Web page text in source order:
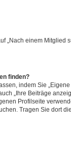
„Nach einem Mitglied
finden?
indem Sie
„Ihre Beiträge
Profilseite
Tragen Sie dort